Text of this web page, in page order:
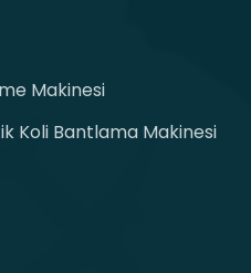
Makinesi
Koli Bantlama Makinesi